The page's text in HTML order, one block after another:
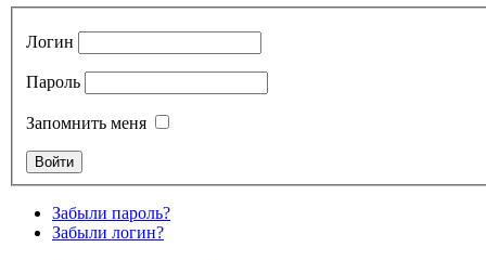
Логин
Пароль
Запомнить меня
Забыли пароль?
Забыли логин?